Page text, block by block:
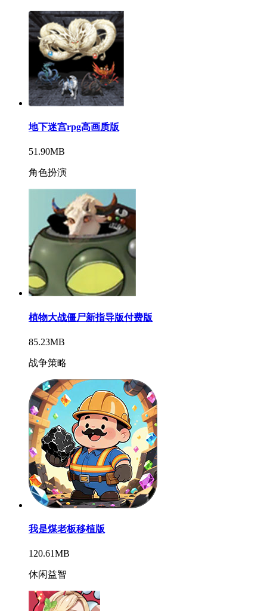
地下迷宫rpg高画质版
51.90MB
角色扮演
植物大战僵尸新指导版付费版
85.23MB
战争策略
我是煤老板移植版
120.61MB
休闲益智